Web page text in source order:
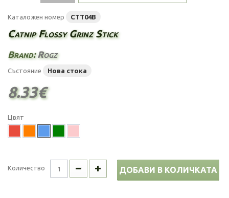
Каталожен номер CTT04B
Catnip Flossy Grinz Stick
Brand:Rogz
Състояние Нова стока
8.33€
Цвят
Количество ДОБАВИ В КОЛИЧКАТА